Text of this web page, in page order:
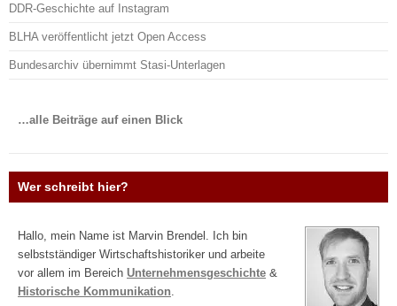
DDR-Geschichte auf Instagram
BLHA veröffentlicht jetzt Open Access
Bundesarchiv übernimmt Stasi-Unterlagen
…alle Beiträge auf einen Blick
Wer schreibt hier?
Hallo, mein Name ist Marvin Brendel. Ich bin
selbstständiger Wirtschaftshistoriker und arbeite
vor allem im Bereich Unternehmensgeschichte &
Historische Kommunikation